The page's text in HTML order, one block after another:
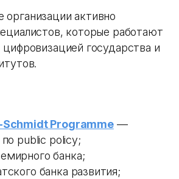
активно
которые работают
государства и
Schmidt Programme—
public policy;
банка;
банка развития;